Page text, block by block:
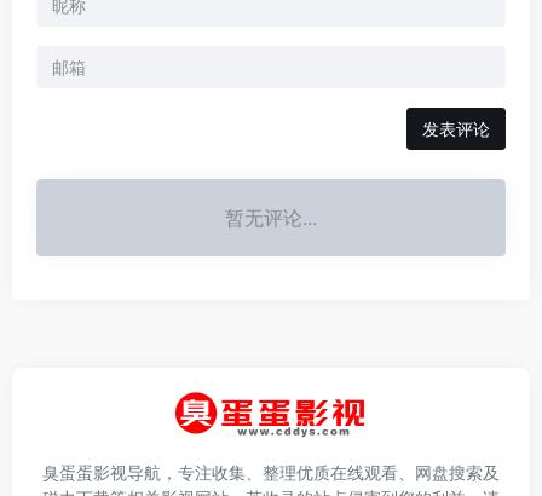
发表评论
暂无评论...
臭蛋蛋影视导航，专注收集、整理优质在线观看、网盘搜索及